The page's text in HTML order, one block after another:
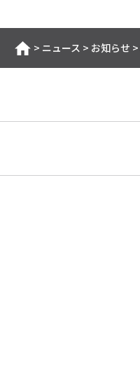
ホーム
> ニュース > お知らせ >